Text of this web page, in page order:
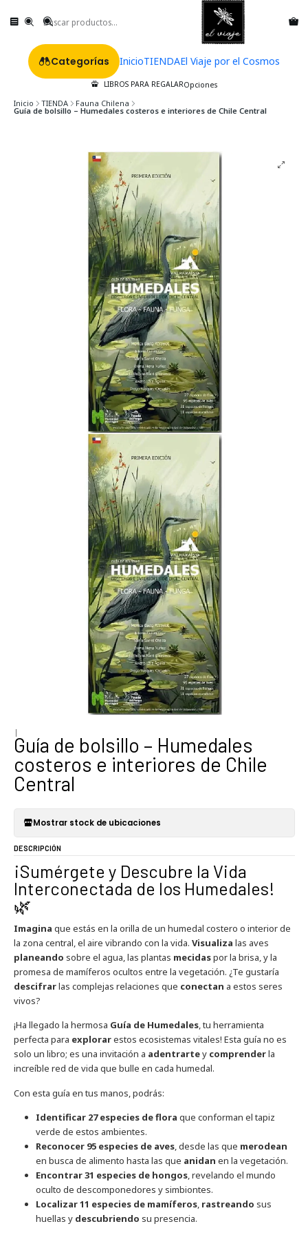
Categorías InicioTIENDAEl Viaje por el Cosmos
LIBROS PARA REGALAROpciones
Inicio TIENDA Fauna Chilena
Guía de bolsillo – Humedales costeros e interiores de Chile Central
|
Guía de bolsillo – Humedales
costeros e interiores de Chile
Central
Mostrar stock de ubicaciones
DESCRIPCIÓN
¡Sumérgete y Descubre la Vida
Interconectada de los Humedales!
🌿
Imagina que estás en la orilla de un humedal costero o interior de
la zona central, el aire vibrando con la vida. Visualiza las aves
planeando sobre el agua, las plantas mecidaspor la brisa, y la
promesa de mamíferos ocultos entre la vegetación. ¿Te gustaría
descifrarlas complejas relaciones que conectan a estos seres
vivos?
¡Ha llegado la hermosa Guía de Humedales, tu herramienta
perfecta para explorarestos ecosistemas vitales! Esta guía no es
solo un libro; es una invitación a adentrartey comprenderla
increíble red de vida que bulle en cada humedal.
Con esta guía en tus manos, podrás:
Identificar 27 especies de flora que conforman el tapiz
verde de estos ambientes.
Reconocer 95 especies de aves, desde las que merodean
en busca de alimento hasta las que anidan en la vegetación.
Encontrar31 especies de hongos, revelando el mundo
oculto de descomponedores y simbiontes.
Localizar11 especies de mamíferos, rastreando sus
huellas y descubriendo su presencia.